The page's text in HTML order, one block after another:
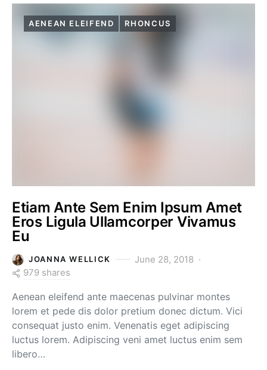
AENEAN ELEIFEND RHONCUS
Etiam Ante Sem Enim Ipsum Amet
Eros Ligula Ullamcorper Vivamus
Eu
JOANNA WELLICK
June 28, 2018
979 shares
Aenean eleifend ante maecenas pulvinar montes
lorem et pede dis dolor pretium donec dictum. Vici
consequat justo enim. Venenatis eget adipiscing
luctus lorem. Adipiscing veni amet luctus enim sem
libero…